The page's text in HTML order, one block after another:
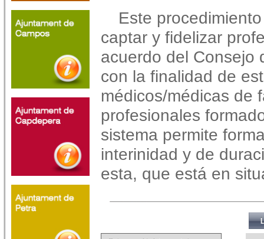
Este
captar y fidelizar
acuerdo del Consejo
con la finalidad de
médicos/médicas de
profesionales
sistema permite
interinidad y de
esta, que está en